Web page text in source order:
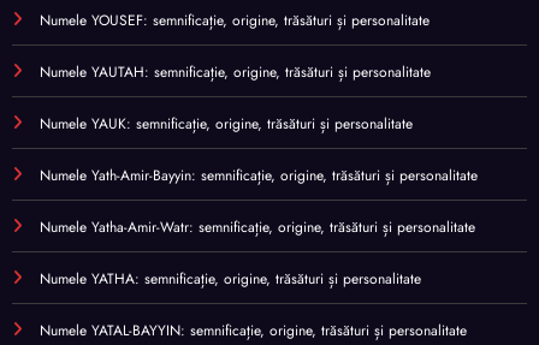
Numele YOUSEF: semnificație, origine, trăsături și personalitate
Numele YAUTAH: semnificație, origine, trăsături și personalitate
Numele YAUK: semnificație, origine, trăsături și personalitate
Numele Yath-Amir-Bayyin: semnificație, origine, trăsături și personalitate
Numele Yatha-Amir-Watr: semnificație, origine, trăsături și personalitate
Numele YATHA: semnificație, origine, trăsături și personalitate
Numele YATAL-BAYYIN: semnificație, origine, trăsături și personalitate